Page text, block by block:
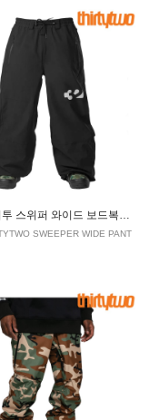
2324 써리투 스위퍼 와이드 보드복 팬츠 BLACK
SWEEPER WIDE PANT